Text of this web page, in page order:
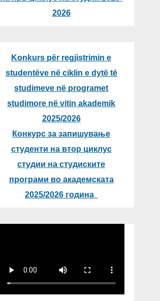
2026
Konkurs për regjistrimin e
studentëve në ciklin e dytë të
studimeve në programet
studimore në vitin akademik
2025/2026
Конкурс за запишување
студенти на втор циклус
студии на студиските
програми во академската
2025/2026 година